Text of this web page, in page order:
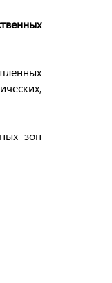
зон